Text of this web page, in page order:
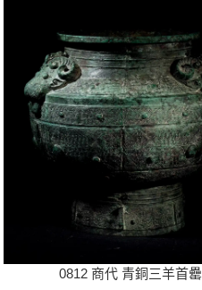
0812 商代 青銅三羊首罍